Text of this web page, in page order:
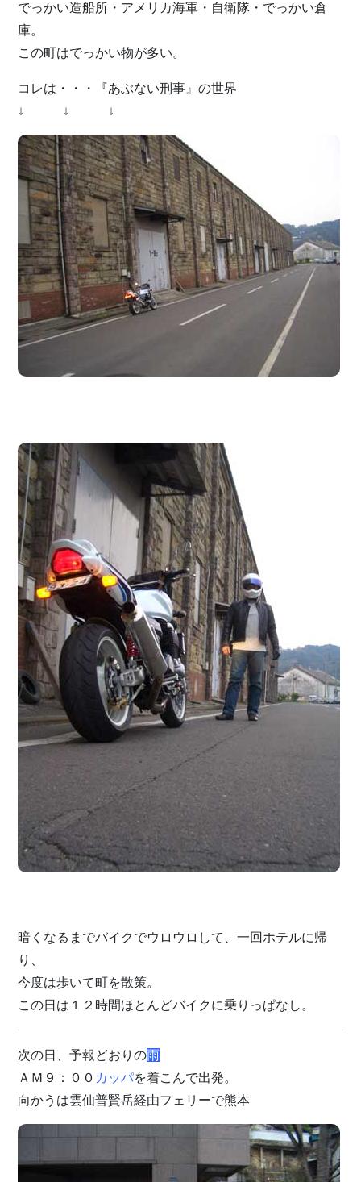
でっかい造船所・アメリカ海軍・自衛隊・でっかい倉
庫。
この町はでっかい物が多い。
コレは・・・『あぶない刑事』の世界
↓ ↓ ↓
暗くなるまでバイクでウロウロして、一回ホテルに帰
り、
今度は歩いて町を散策。
この日は１２時間ほとんどバイクに乗りっぱなし。
次の日、予報どおりの雨
ＡＭ９：００ カッパを着こんで出発。
向かうは雲仙普賢岳経由フェリーで熊本